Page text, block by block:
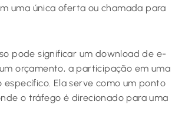
uma única oferta ou chamada para
pode significar um download de e-
orçamento, a participação em uma
Ela serve como um ponto
o tráfego é direcionado para uma